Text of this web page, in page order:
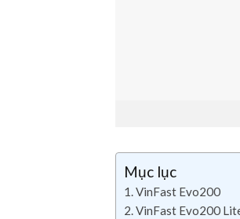
Mục lục
VinFast Evo200
VinFast Evo200